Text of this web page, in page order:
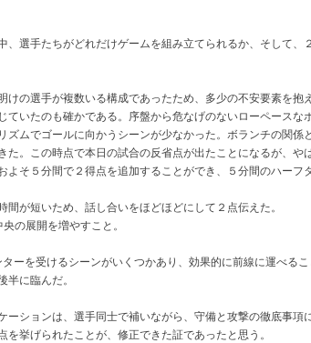
、選手たちがどれだけゲームを組み立てられるか、そして
けの選手が複数いる構成であったため、多少の不安要素を
ていたのも確かである。序盤から危なげのないローペース
ズムでゴールに向かうシーンが少なかった。ボランチの関
た。この時点で本日の試合の反省点が出たことになるが、
そ５分間で２得点を追加することができ、５分間のハーフ
が短いため、話し合いをほどほどにして２点伝えた。
の展開を増やすこと。
ーを受けるシーンがいくつかあり、効果的に前線に運べる
半に臨んだ。
ーションは、選手同士で補いながら、守備と攻撃の徹底事
挙げられたことが、修正できた証であったと思う。